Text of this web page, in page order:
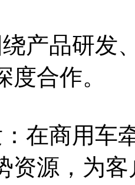
产品研发
合作。
在商用车
资源，为